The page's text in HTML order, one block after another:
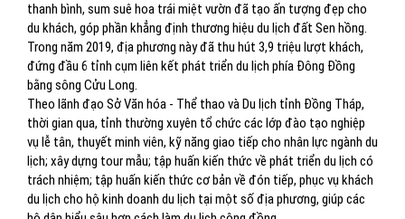
thanh bình, sum suê hoa trái miệt vườn đã tạo ấn tượng đẹp cho
du khách, góp phần khẳng định thương hiệu du lịch đất Sen hồng.
Trong năm 2019, địa phương này đã thu hút 3,9 triệu lượt khách,
đứng đầu 6 tỉnh cụm liên kết phát triển du lịch phía Đông Đồng
bằng sông Cửu Long.
Theo lãnh đạo Sở Văn hóa - Thể thao và Du lịch tỉnh Đồng Tháp,
thời gian qua, tỉnh thường xuyên tổ chức các lớp đào tạo nghiệp
vụ lễ tân, thuyết minh viên, kỹ năng giao tiếp cho nhân lực ngành du
lịch; xây dựng tour mẫu; tập huấn kiến thức về phát triển du lịch có
trách nhiệm; tập huấn kiến thức cơ bản về đón tiếp, phục vụ khách
du lịch cho hộ kinh doanh du lịch tại một số địa phương, giúp các